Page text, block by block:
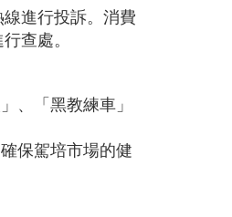
進行投訴。消費
查處。
、「黑教練車」
保駕培市場的健